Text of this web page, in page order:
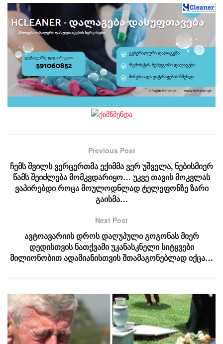
Previous Post
ჩემს შვილს ვერცერთმა ექიმმა ვერ უშველა, ნებისმიერ
წამს შეიძლება მომკვდარიყო… უკვე თავის მოკვლას
ვაპირებდი როცა მოულოდნლად ტელეფონზე ზარი
გაისმა…
Next Post
ავტოავარიის დროს დაღუპული გოგონას მიერ
დედისთვის ნათქვამი უკანასკნელი სიტყვები
მილიონობით ადამიანისთვის შთამაგონებლად იქცა…